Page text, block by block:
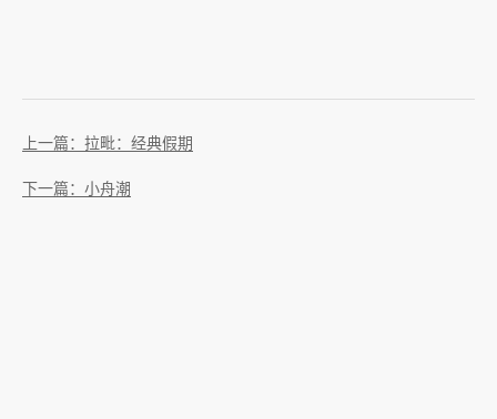
上一篇：拉毗：经典假期
下一篇：小舟潮